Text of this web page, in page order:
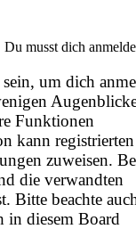
Du musst dich
um dich
Funktionen
kann registrierten
zuweisen.
die verwandten
Bitte beachte
in diesem Board